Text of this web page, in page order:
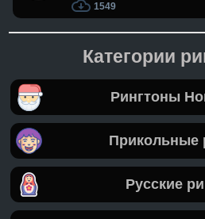
1549
Категории
Рингтоны
Прикольные
Русские